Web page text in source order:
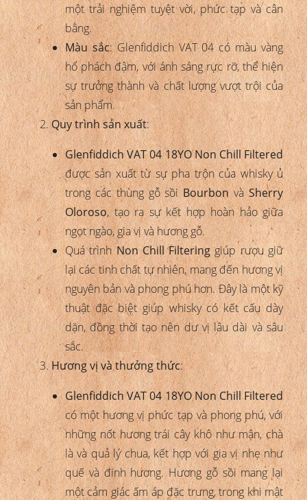
một trải nghiệm tuyệt vời, phức tạp và cân
bằng.
Màu sắc: Glenfiddich VAT 04 có màu vàng
hổ phách đậm, với ánh sáng rực rỡ, thể hiện
sự trưởng thành và chất lượng vượt trội của
sản phẩm.
Quy trình sản xuất:
Glenfiddich VAT 04 18YO Non Chill Filtered
được sản xuất từ sự pha trộn của whisky ủ
trong các thùng gỗ sồiBourbonvàSherry
Oloroso, tạo ra sự kết hợp hoàn hảo giữa
ngọt ngào, gia vị và hương gỗ.
Quá trìnhNon Chill Filteringgiúp rượu giữ
lại các tinh chất tự nhiên, mang đến hương vị
nguyên bản và phong phú hơn. Đây là một kỹ
thuật đặc biệt giúp whisky có kết cấu dày
dặn, đồng thời tạo nên dư vị lâu dài và sâu
sắc.
Hương vị và thưởng thức:
Glenfiddich VAT 04 18YO Non Chill Filtered
có một hương vị phức tạp và phong phú, với
những nốt hương trái cây khô như mận, chà
là và quả lý chua, kết hợp với gia vị nhẹ như
quế và đinh hương. Hương gỗ sồi mang lại
một cảm giác ấm áp đặc trưng, trong khi mật